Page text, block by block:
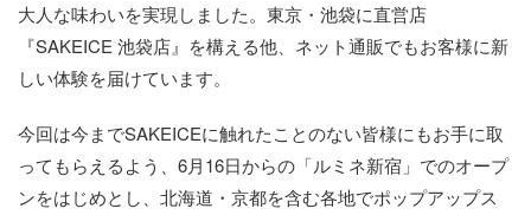
大人な味わいを実現しました。東京・池袋に直営店
『SAKEICE 池袋店』を構える他、ネット通販でもお客様に新
しい体験を届けています。
今回は今までSAKEICEに触れたことのない皆様にもお手に取
ってもらえるよう、6月16日からの「ルミネ新宿」でのオープ
ンをはじめとし、北海道・京都を含む各地でポップアップス